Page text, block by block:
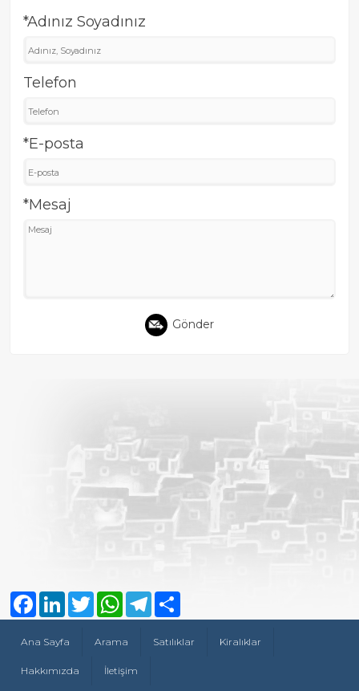
*Adınız Soyadınız
Telefon
*E-posta
*Mesaj
Gönder
Ana Sayfa Arama Satılıklar Kiralıklar
Hakkımızda İletişim
FacebookLinkedInTwitter WhatsAppTelegram